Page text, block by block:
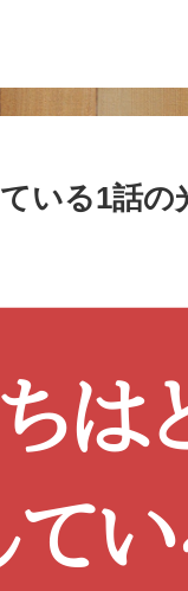
いる1話の